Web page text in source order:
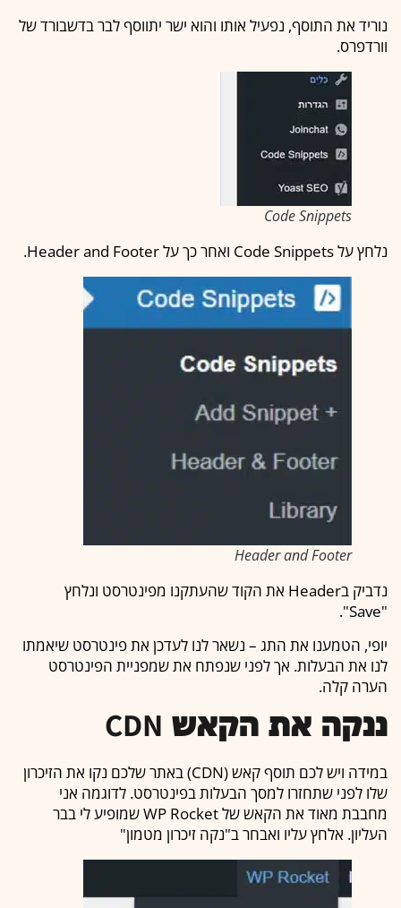
נוריד את התוסף, נפעיל אותו והוא ישר יתווסף לבר בדשבורד של
וורדפרס.
Code Snippets
נלחץ על Code Snippets ואחר כך על Header and Footer.
Header and Footer
נדביק בHeader את הקוד שהעתקנו מפינטרסט ונלחץ
"Save".
יופי, הטמענו את התג – נשאר לנו לעדכן את פינטרסט שיאמתו
לנו את הבעלות. אך לפני שנפתח את שמפניית הפינטרסט
הערה קלה.
ננקה את הקאש CDN
במידה ויש לכם תוסף קאש (CDN) באתר שלכם נקו את הזיכרון
שלו לפני שתחזרו למסך הבעלות בפינטרסט. לדוגמה אני
מחבבת מאוד את הקאש של WP Rocket שמופיע לי בבר
העליון. אלחץ עליו ואבחר ב"נקה זיכרון מטמון"